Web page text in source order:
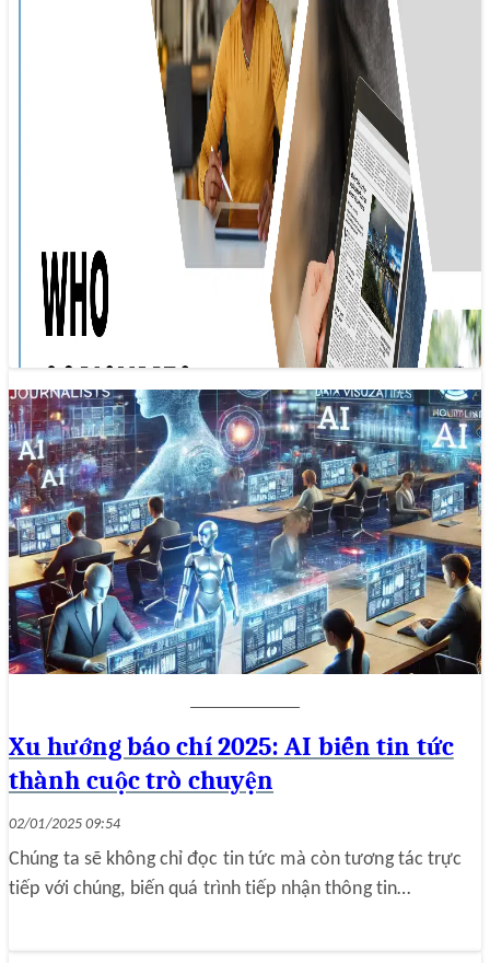
Xu hướng báo chí 2025: Sự hồi sinh của
tin tức địa phương
Giữa bối cảnh thực tiễn nhiều thách thức với báo chí, một
xu hướng tích cực đã nổi lên đó là sự hồi…
Xu hướng báo chí 2025: AI biến tin tức
thành cuộc trò chuyện
02/01/2025 09:54
Chúng ta sẽ không chỉ đọc tin tức mà còn tương tác trực
tiếp với chúng, biến quá trình tiếp nhận thông tin…